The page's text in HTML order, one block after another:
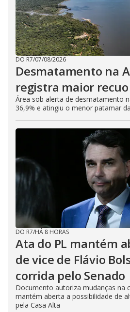
DO R7/07/08/2026
Desmatamento na
registra maior
Área sob alerta de desmatamento
36,9% e atingiu o menor patamar
DO R7/HÁ 8 HORAS
Ata do PL mantém
de vice de Flávio
corrida pelo Senado
Documento autoriza mudanças na
mantém aberta a possibilidade de
pela Casa Alta